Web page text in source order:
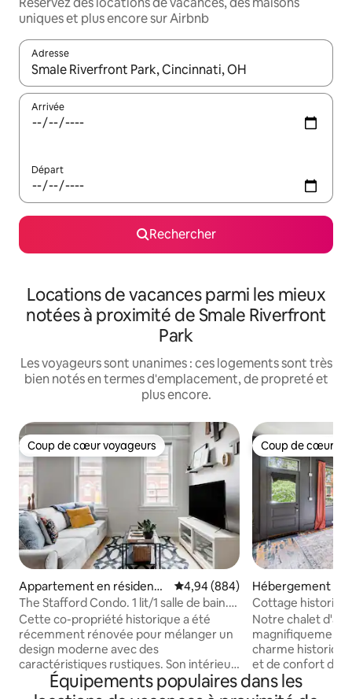
uniques et plus encore sur Airbnb
Adresse
Lorsque les résultats s'affichent, utilisez les flèches vers le
Arrivée
Départ
Rechercher
Locations de vacances parmi les mieux
notées à proximité de Smale Riverfront
Park
Les voyageurs sont unanimes : ces logements sont très
bien notés en termes d'emplacement, de propreté et
plus encore.
Coup de cœur voyageurs
Coup de cœur voyageurs
Appartement en résidence
⋅ Cincinnati
Évaluation moyenne sur la base
4,94 (884)
The Stafford Condo. 1 lit/1 salle de bain.
Emplacement imbattable
Cette co-propriété historique a été
récemment rénovée pour mélanger un
design moderne avec des
caractéristiques rustiques. Son intérieur
chic est accentué par la brique
apparente, les comptoirs en quartz, les
Coup de cœur
Coup de cœur
Hébergement ⋅
Cottage
pas de la
Notre chalet
magnifiquement
charme
et de confort
dans le jacuzzi
exclusif sous les
Équipements populaires dans les